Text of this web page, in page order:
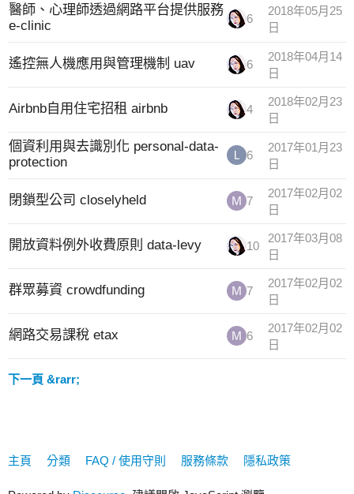
醫師、心理師透過網路平台提供服務
e-clinic
6
2018年05月25
日
遙控無人機應用與管理機制 uav 6
2018年04月14
日
Airbnb自用住宅招租 airbnb 4
2018年02月23
日
個資利用與去識別化 personal-data-
protection
6
2017年01月23
日
閉鎖型公司 closelyheld 7
2017年02月02
日
開放資料例外收費原則 data-levy 10
2017年03月08
日
群眾募資 crowdfunding 7
2017年02月02
日
網路交易課稅 etax 6
2017年02月02
日
下一頁 &rarr;
主頁 分類 FAQ / 使用守則 服務條款 隱私政策